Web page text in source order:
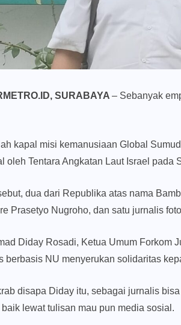
SURABAYA – Sebanyak
kapal misi kemanusiaan Global
oleh Tentara Angkatan Laut Israel pada
dua dari Republika atas nama
Prasetyo Nugroho, dan satu jurnalis
Diday Rosadi, Ketua Umum Forkom
berbasis NU menyerukan solidaritas
disapa Diday itu, sebagai jurnalis
lewat tulisan mau pun media sosial.